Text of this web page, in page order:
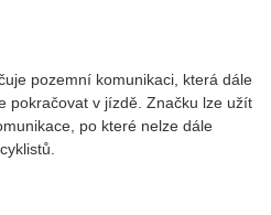
pozemní komunikaci, která dále
pokračovat v jízdě. Značku lze užít
po které nelze dále